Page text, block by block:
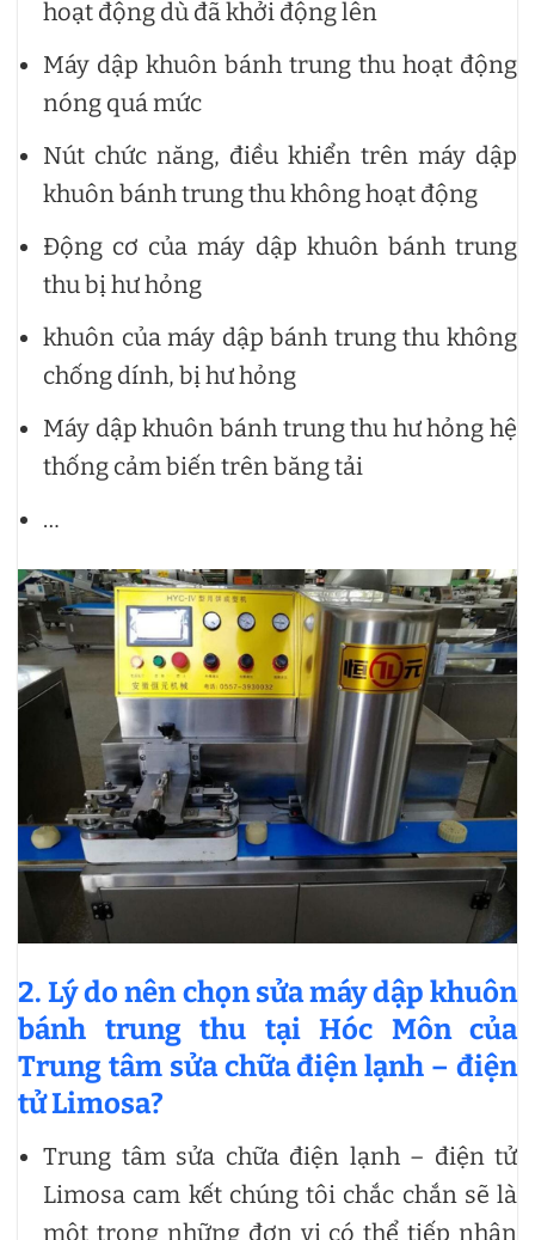
hoạt động dù đã khởi động lên
Máy dập khuôn bánh trung thu hoạt động
nóng quá mức
Nút chức năng, điều khiển trên máy dập
khuôn bánh trung thu không hoạt động
Động cơ của máy dập khuôn bánh trung
thu bị hư hỏng
khuôn của máy dập bánh trung thu không
chống dính, bị hư hỏng
Máy dập khuôn bánh trung thu hư hỏng hệ
thống cảm biến trên băng tải
…
2. Lý do nên chọn sửa máy dập khuôn
bánh trung thu tại Hóc Môn của
Trung tâm sửa chữa điện lạnh – điện
tử Limosa?
Trung tâm sửa chữa điện lạnh – điện tử
Limosa cam kết chúng tôi chắc chắn sẽ là
một trong những đơn vị có thể tiếp nhận